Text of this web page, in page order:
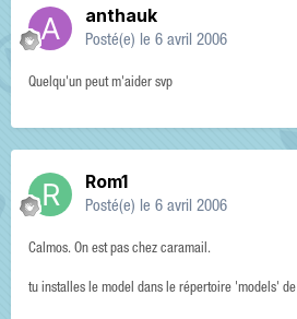
anthauk
Posté(e) le 6 avril 2006
Quelqu'un peut m'aider svp
Rom1
Posté(e) le 6 avril 2006
Calmos. On est pas chez caramail.
tu installes le model dans le répertoire 'models' de